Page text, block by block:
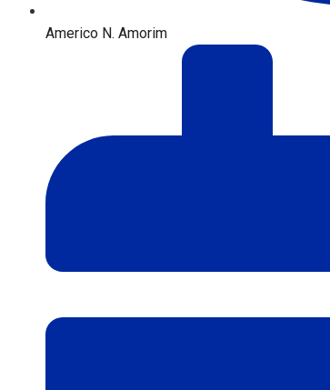
Americo N. Amorim